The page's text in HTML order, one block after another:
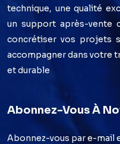
technique, une qualité
un support après-vente
concrétiser vos projets
accompagner dans votre
et durable
Abonnez-Vous À
Abonnez-vous par e-mail